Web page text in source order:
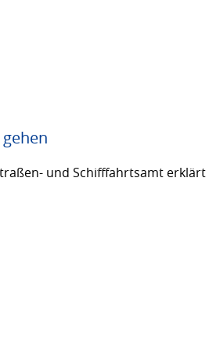
und Schifffahrtsamt